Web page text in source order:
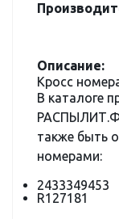
Описание:
Кросс
В каталоге
также быть
номерами:
2433349453
R127181